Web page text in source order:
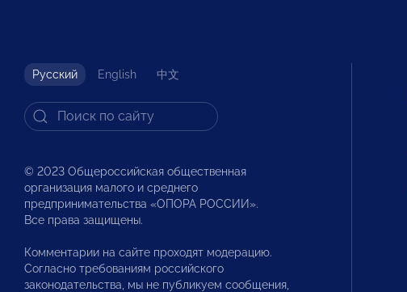
Русский English 中文
© 2023 Общероссийская общественная
организация малого и среднего
предпринимательства «ОПОРА РОССИИ».
Все права защищены.
Комментарии на сайте проходят модерацию.
Согласно требованиям российского
законодательства, мы не публикуем сообщения,